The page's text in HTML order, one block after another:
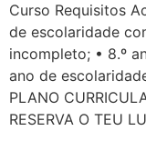
Curso Requisitos
de escolaridade
incompleto; • 8.º
ano de
PLANO
RESERVA O TEU
Assistente